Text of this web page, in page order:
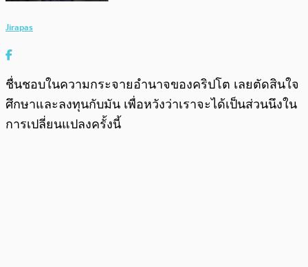
Jirapas
ชื่นชอบในความกระจายอำนาจของคริปโต เลยตัดสินใจ
ศึกษาและลงทุนกับมัน เพื่อหวังว่าเราจะได้เป็นส่วนนึงใน
การเปลี่ยนแปลงครั้งนี้